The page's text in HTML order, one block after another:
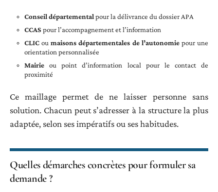
Conseil départementalpour la délivrance du dossier APA
CCAS pour l’accompagnement et l’information
CLIC oumaisons départementales de l’autonomiepour une
orientation personnalisée
Mairie ou point d’information local pour le contact de
proximité
Ce maillage permet de ne laisser personne sans
solution. Chacun peut s’adresser à la structure la plus
adaptée, selon ses impératifs ou ses habitudes.
Quelles démarches concrètes pour formuler sa
demande ?